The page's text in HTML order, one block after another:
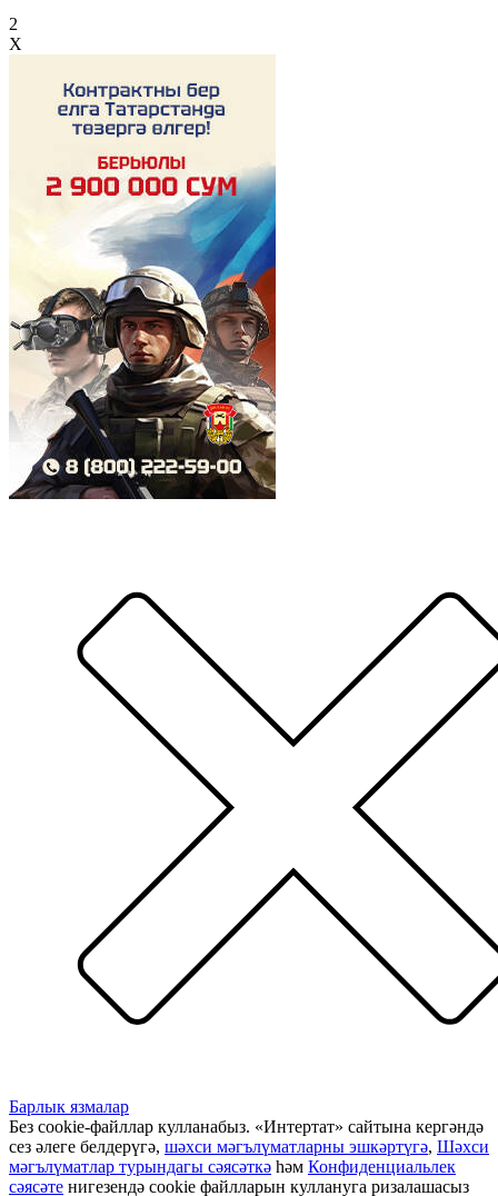
2
X
Барлык язмалар
Без cookie-файллар кулланабыз. «Интертат» сайтына кергәндә
сез әлеге белдерүгә, шәхси мәгълүматларны эшкәртүгә, Шәхси
мәгълүматлар турындагы сәясәткә һәм Конфиденциальлек
сәясәте нигезендә cookie файлларын куллануга ризалашасыз